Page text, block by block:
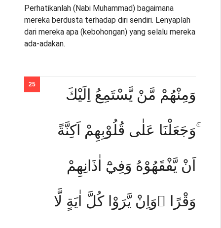
Perhatikanlah (Nabi Muhammad) bagaimana
mereka berdusta terhadap diri sendiri. Lenyaplah
dari mereka apa (kebohongan) yang selalu mereka
ada-adakan.
وَمِنْهُمْ مَّنْ يَّسْتَمِعُ اِلَيْكَ
ۚوَجَعَلْنَا عَلٰى قُلُوْبِهِمْ اَكِنَّةً
اَنْ يَّفْقَهُوْهُ وَفِيْٓ اٰذَانِهِمْ
وَقْرًا ۗوَاِنْ يَّرَوْا كُلَّ اٰيَةٍ لَّا